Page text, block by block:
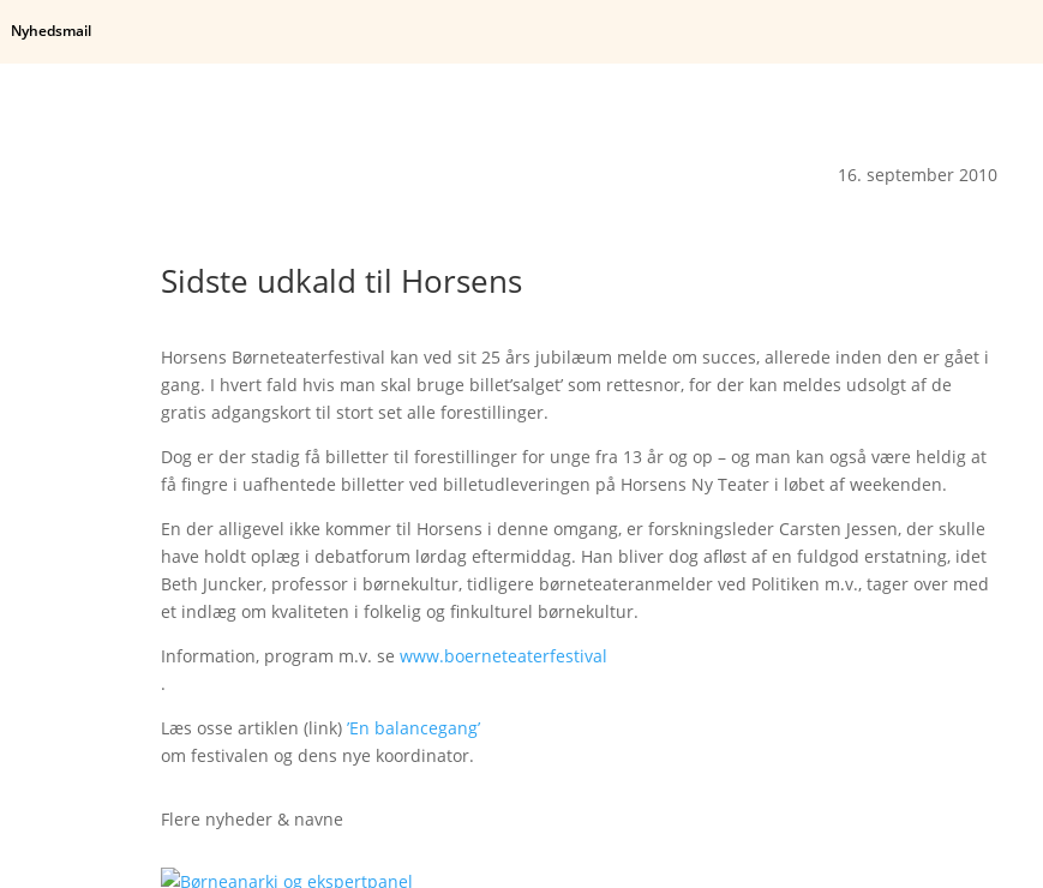
Nyhedsmail
16. september 2010
Sidste udkald til Horsens
Horsens Børneteaterfestival kan ved sit 25 års jubilæum melde om succes, allerede inden den er gået i
gang. I hvert fald hvis man skal bruge billet’salget’ som rettesnor, for der kan meldes udsolgt af de
gratis adgangskort til stort set alle forestillinger.
Dog er der stadig få billetter til forestillinger for unge fra 13 år og op – og man kan også være heldig at
få fingre i uafhentede billetter ved billetudleveringen på Horsens Ny Teater i løbet af weekenden.
En der alligevel ikke kommer til Horsens i denne omgang, er forskningsleder Carsten Jessen, der skulle
have holdt oplæg i debatforum lørdag eftermiddag. Han bliver dog afløst af en fuldgod erstatning, idet
Beth Juncker, professor i børnekultur, tidligere børneteateranmelder ved Politiken m.v., tager over med
et indlæg om kvaliteten i folkelig og finkulturel børnekultur.
Information, program m.v. sewww.boerneteaterfestival
.
Læs osse artiklen (link)’En balancegang’
om festivalen og dens nye koordinator.
Flere nyheder & navne